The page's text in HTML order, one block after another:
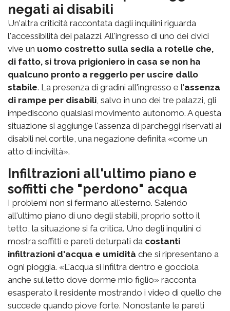
negati ai disabili
Un'altra criticità raccontata dagli inquilini riguarda
l'accessibilità dei palazzi. All'ingresso di uno dei civici
vive un uomo costretto sulla sedia a rotelle che,
di fatto, si trova prigioniero in casa se non ha
qualcuno pronto a reggerlo per uscire dallo
stabile. La presenza di gradini all'ingresso e l'assenza
di rampe per disabili, salvo in uno dei tre palazzi, gli
impediscono qualsiasi movimento autonomo. A questa
situazione si aggiunge l'assenza di parcheggi riservati ai
disabili nel cortile, una negazione definita «come un
atto di inciviltà».
Infiltrazioni all'ultimo piano e
soffitti che "perdono" acqua
I problemi non si fermano all'esterno. Salendo
all'ultimo piano di uno degli stabili, proprio sotto il
tetto, la situazione si fa critica. Uno degli inquilini ci
mostra soffitti e pareti deturpati da costanti
infiltrazioni d'acqua e umidità che si ripresentano a
ogni pioggia. «L'acqua si infiltra dentro e gocciola
anche sul letto dove dorme mio figlio» racconta
esasperato il residente mostrando i video di quello che
succede quando piove forte. Nonostante le pareti